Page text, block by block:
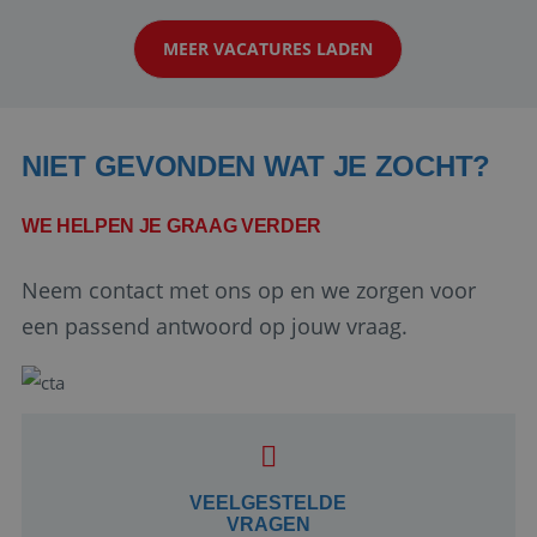
klanten te overtuigen om die droomreis te
boeken! ...
MEER VACATURES LADEN
NIET GEVONDEN WAT JE ZOCHT?
WE HELPEN JE GRAAG VERDER
Neem contact met ons op en we zorgen voor
een passend antwoord op jouw vraag.
VEELGESTELDE
VRAGEN
Google Privacy Policy